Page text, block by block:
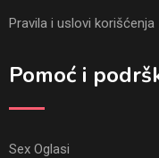
Pravila i uslovi korišćenja
Pomoć i
Sex Oglasi